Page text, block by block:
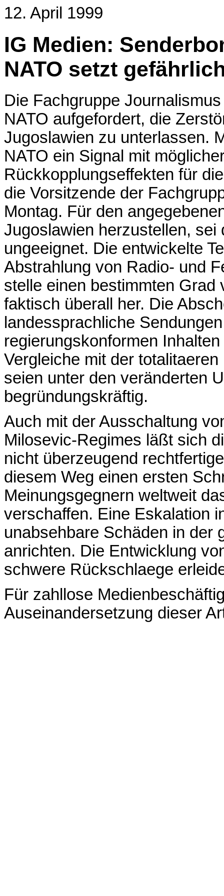
12. April 1999
IG Medien:
NATO setzt
Die Fachgruppe
NATO aufgefordert, die
Jugoslawien zu unterlassen.
NATO ein Signal mit
Rückkopplungseffekten für
die Vorsitzende der
Montag. Für den
Jugoslawien herzustellen, sei
ungeeignet. Die entwickelte
Abstrahlung von Radio- und
stelle einen bestimmten
faktisch überall her. Die
landessprachliche
regierungskonformen
Vergleiche mit der
seien unter den veränderten
begründungskräftig.
Auch mit der Ausschaltung
Milosevic-Regimes läßt sich
nicht überzeugend
diesem Weg einen ersten
Meinungsgegnern weltweit
verschaffen. Eine Eskalation
unabsehbare Schäden in der
anrichten. Die Entwicklung
schwere Rückschlaege
Für zahllose
Auseinandersetzung dieser